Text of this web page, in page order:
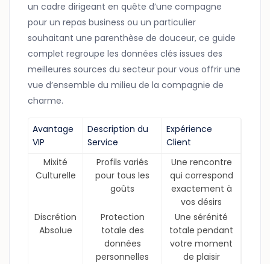
un cadre dirigeant en quête d’une compagne
pour un repas business ou un particulier
souhaitant une parenthèse de douceur, ce guide
complet regroupe les données clés issues des
meilleures sources du secteur pour vous offrir une
vue d’ensemble du milieu de la compagnie de
charme.
Avantage
VIP
Description du
Service
Expérience
Client
Mixité
Culturelle
Profils variés
pour tous les
goûts
Une rencontre
qui correspond
exactement à
vos désirs
Discrétion
Absolue
Protection
totale des
données
personnelles
Une sérénité
totale pendant
votre moment
de plaisir